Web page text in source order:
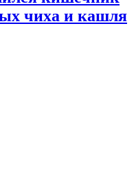
чиха и кашля